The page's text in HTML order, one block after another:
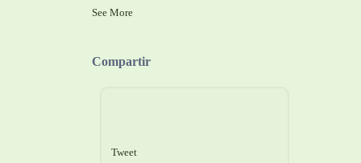
See More
Compartir
Tweet